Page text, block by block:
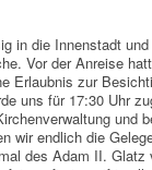
in die Innenstadt
Vor der Anreise
Erlaubnis zur
uns für 17:30 Uhr
und
wir endlich die
des Adam II.